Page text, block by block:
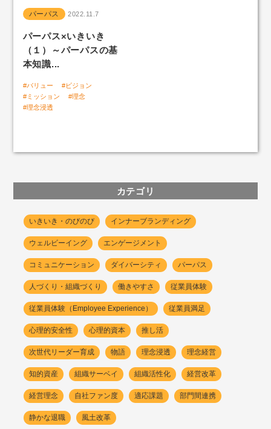
パーパス 2022.11.7
パーパス×いきいき
（１）～パーパスの基
本知識...
#バリュー
#ビジョン
#ミッション
#理念
#理念浸透
カテゴリ
いきいき・のびのび インナーブランディング
ウェルビーイング エンゲージメント
コミュニケーション ダイバーシティ パーパス
人づくり・組織づくり 働きやすさ 従業員体験
従業員体験（Employee Experience） 従業員満足
心理的安全性 心理的資本 推し活
次世代リーダー育成 物語 理念浸透 理念経営
知的資産 組織サーベイ 組織活性化 経営改革
経営理念 自社ファン度 適応課題 部門間連携
静かな退職 風土改革